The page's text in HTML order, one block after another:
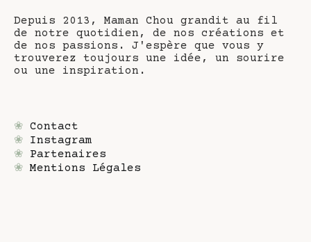
Depuis 2013, Maman Chou grandit au fil
de notre quotidien, de nos créations et
de nos passions. J'espère que vous y
trouverez toujours une idée, un sourire
ou une inspiration.
❀ Contact
❀ Instagram
❀ Partenaires
❀ Mentions Légales